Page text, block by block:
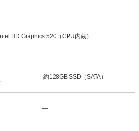
HD Graphics 520（CPU内蔵）
約128GB SSD（SATA）
—